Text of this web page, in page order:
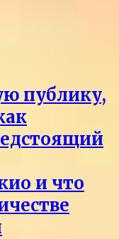
публику,
и что